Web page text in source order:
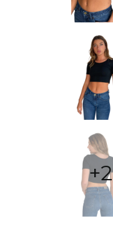
+2